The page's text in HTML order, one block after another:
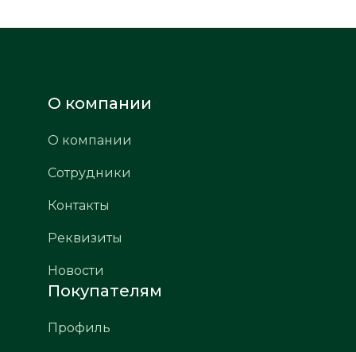
О компании
О компании
Сотрудники
Контакты
Реквизиты
Новости
Покупателям
Профиль